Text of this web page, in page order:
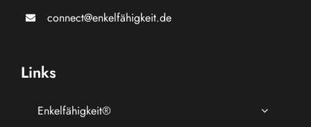
connect@enkelfähigkeit.de
Links
Enkelfähigkeit®